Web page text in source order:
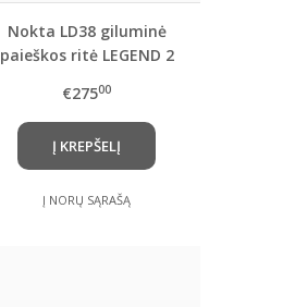
Nokta LD38 giluminė
paieškos ritė LEGEND 2
€27500
Į KREPŠELĮ
Į NORŲ SĄRAŠĄ